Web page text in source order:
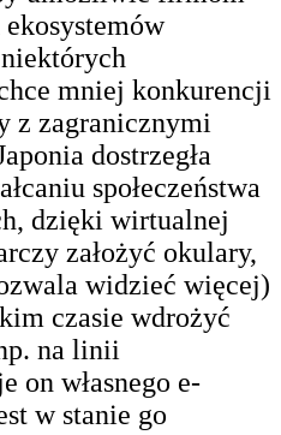
mniej konkurencji
z zagranicznymi
dostrzegła
społeczeństwa
dzięki wirtualnej
założyć okulary,
widzieć więcej)
czasie wdrożyć
na linii
on własnego e-
w stanie go